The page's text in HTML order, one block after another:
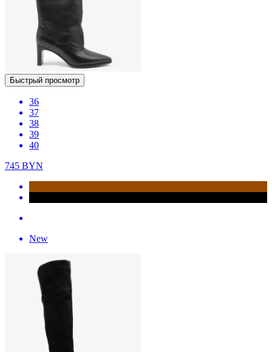
Быстрый просмотр
36
37
38
39
40
745 BYN
New